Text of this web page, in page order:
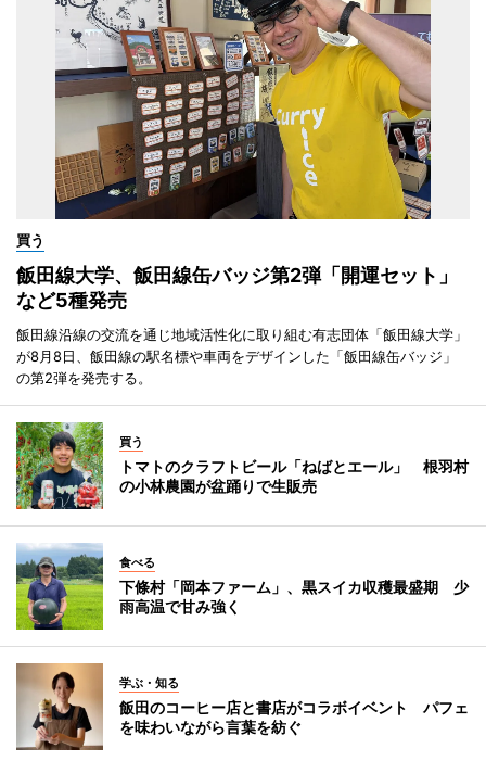
買う
飯田線大学、飯田線缶バッジ第2弾「開運セット」
など5種発売
飯田線沿線の交流を通じ地域活性化に取り組む有志団体「飯田線大学」
が8月8日、飯田線の駅名標や車両をデザインした「飯田線缶バッジ」
の第2弾を発売する。
買う
トマトのクラフトビール「ねばとエール」 根羽村
の小林農園が盆踊りで生販売
食べる
下條村「岡本ファーム」、黒スイカ収穫最盛期 少
雨高温で甘み強く
学ぶ・知る
飯田のコーヒー店と書店がコラボイベント パフェ
を味わいながら言葉を紡ぐ